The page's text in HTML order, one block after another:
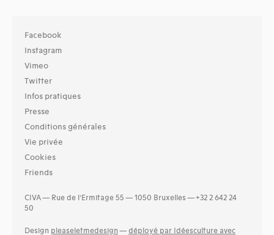
Facebook
Instagram
Vimeo
Twitter
Infos pratiques
Presse
Conditions générales
Vie privée
Cookies
Friends
CIVA — Rue de l’Ermitage 55 — 1050 Bruxelles — +32 2 642 24
50
Design pleaseletmedesign — déployé par Idéesculture avec